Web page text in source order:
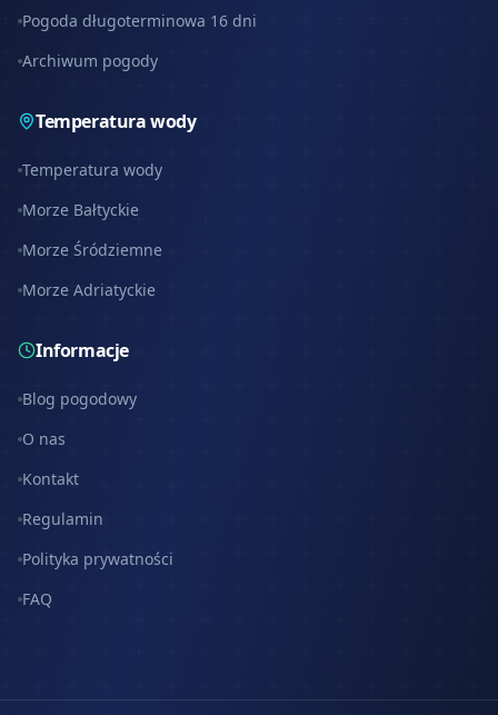
Pogoda długoterminowa 16 dni
Archiwum pogody
Temperatura wody
Temperatura wody
Morze Bałtyckie
Morze Śródziemne
Morze Adriatyckie
Informacje
Blog pogodowy
O nas
Kontakt
Regulamin
Polityka prywatności
FAQ